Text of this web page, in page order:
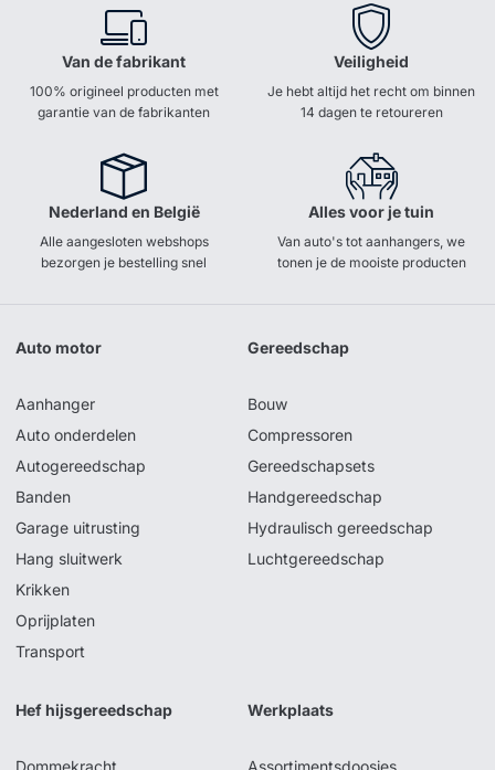
Van de fabrikant
100% origineel producten met
garantie van de fabrikanten
Veiligheid
Je hebt altijd het recht om binnen
14 dagen te retoureren
Nederland en België
Alle aangesloten webshops
bezorgen je bestelling snel
Alles voor je tuin
Van auto's tot aanhangers, we
tonen je de mooiste producten
Auto motor
Aanhanger
Auto onderdelen
Autogereedschap
Banden
Garage uitrusting
Hang sluitwerk
Krikken
Oprijplaten
Transport
Gereedschap
Bouw
Compressoren
Gereedschapsets
Handgereedschap
Hydraulisch gereedschap
Luchtgereedschap
Hef hijsgereedschap
Dommekracht
Werkplaats
Assortimentsdoosjes